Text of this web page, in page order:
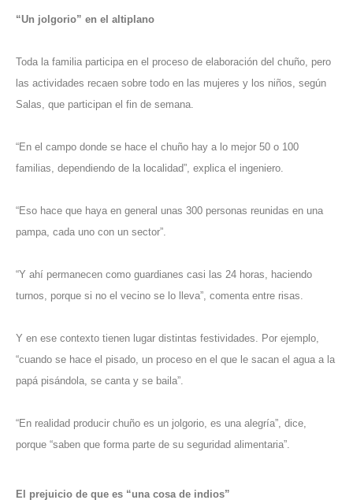
“Un jolgorio” en el altiplano
Toda la familia participa en el proceso de elaboración del chuño, pero
las actividades recaen sobre todo en las mujeres y los niños, según
Salas, que participan el fin de semana.
“En el campo donde se hace el chuño hay a lo mejor 50 o 100
familias, dependiendo de la localidad”, explica el ingeniero.
“Eso hace que haya en general unas 300 personas reunidas en una
pampa, cada uno con un sector”.
“Y ahí permanecen como guardianes casi las 24 horas, haciendo
turnos, porque si no el vecino se lo lleva”, comenta entre risas.
Y en ese contexto tienen lugar distintas festividades. Por ejemplo,
“cuando se hace el pisado, un proceso en el que le sacan el agua a la
papá pisándola, se canta y se baila”.
“En realidad producir chuño es un jolgorio, es una alegría”, dice,
porque “saben que forma parte de su seguridad alimentaria”.
El prejuicio de que es “una cosa de indios”